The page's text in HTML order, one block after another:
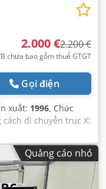
2.000 €2.200 €
chưa bao gồm thuế GTGT
Gọi điện
xuất: 1996, Chức
cách di chuyển trục X:
Y:
trục chính (tối đa):
35 vòng/phút,
rộng: 1.200 mm
tổng cộng:
Quảng cáo nhỏ